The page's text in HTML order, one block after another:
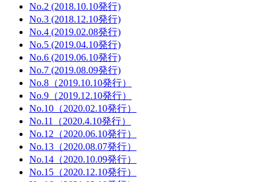
No.2 (2018.10.10発行)
No.3 (2018.12.10発行)
No.4 (2019.02.08発行)
No.5 (2019.04.10発行)
No.6 (2019.06.10発行)
No.7 (2019.08.09発行)
No.8（2019.10.10発行）
No.9（2019.12.10発行）
No.10（2020.02.10発行）
No.11（2020.4.10発行）
No.12（2020.06.10発行）
No.13（2020.08.07発行）
No.14（2020.10.09発行）
No.15（2020.12.10発行）